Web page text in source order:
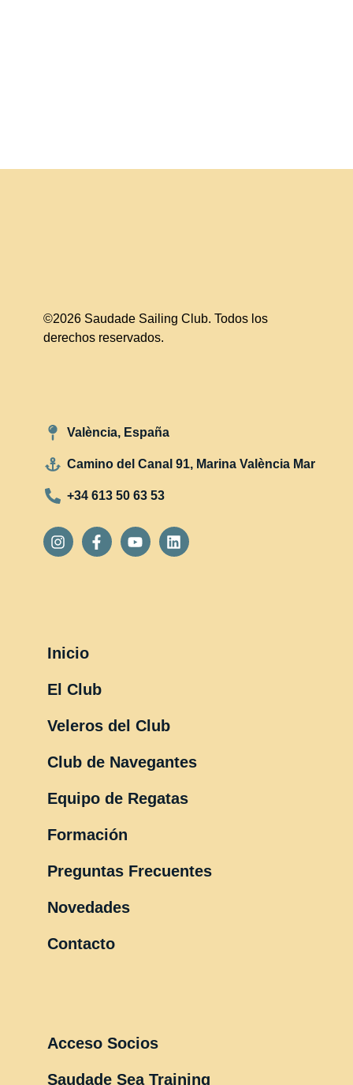
©2026 Saudade Sailing Club. Todos los
derechos reservados.
València, España
Camino del Canal 91, Marina València Mar
+34 613 50 63 53
Inicio
El Club
Veleros del Club
Club de Navegantes
Equipo de Regatas
Formación
Preguntas Frecuentes
Novedades
Contacto
Acceso Socios
Saudade Sea Training